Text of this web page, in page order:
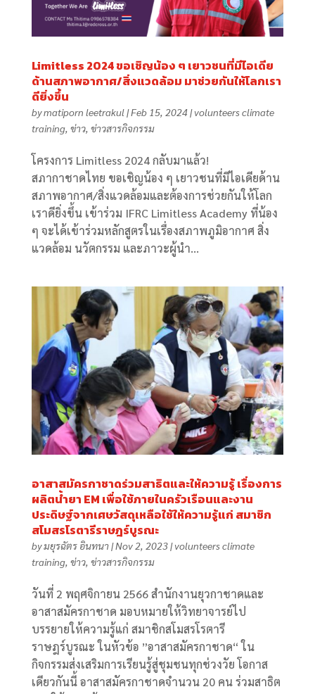
Limitless 2024 ขอเชิญน้อง ๆ เยาวชนที่มีไอเดีย
ด้านสภาพอากาศ/สิ่งแวดล้อม มาช่วยกันให้โลกเรา
ดียิ่งขึ้น
bymatiporn leetrakul|Feb 15, 2024|volunteers climate
training, ข่าว, ข่าวสารกิจกรรม
โครงการ Limitless 2024 กลับมาแล้ว!
สภากาชาดไทย ขอเชิญน้อง ๆ เยาวชนที่มีไอเดียด้าน
สภาพอากาศ/สิ่งแวดล้อมและต้องการช่วยกันให้โลก
เราดียิ่งขึ้น เข้าร่วม IFRC Limitless Academy ที่น้อง
ๆ จะได้เข้าร่วมหลักสูตรในเรื่องสภาพภูมิอากาศ สิ่ง
แวดล้อม นวัตกรรม และภาวะผู้นำ...
อาสาสมัครกาชาดร่วมสาธิตและให้ความรู้ เรื่องการ
ผลิตน้ำยา EM เพื่อใช้ภายในครัวเรือนและงาน
ประดิษฐ์จากเศษวัสดุเหลือใช้ให้ความรู้แก่ สมาชิก
สโมสรโรตารีราษฎร์บูรณะ
byมยุรฉัตร อินทนา|Nov 2, 2023|volunteers climate
training, ข่าว, ข่าวสารกิจกรรม
วันที่ 2 พฤศจิกายน 2566 สำนักงานยุวกาชาดและ
อาสาสมัครกาชาด มอบหมายให้วิทยาจารย์ไป
บรรยายให้ความรู้แก่ สมาชิกสโมสรโรตารี
ราษฎร์บูรณะ ในหัวข้อ ”อาสาสมัครกาชาด“ ใน
กิจกรรมส่งเสริมการเรียนรู้สู่ชุมชนทุกช่วงวัย โอกาส
เดียวกันนี้ อาสาสมัครกาชาดจำนวน 20 คน ร่วมสาธิต